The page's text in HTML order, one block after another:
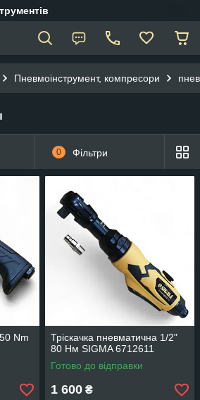
Пневмоінструмент, компресори
0 Фільтри
Nm
Тріскачка пневматична 1/2"
80 Нм SIGMA 6712611
Готово до відправки
1 600 ₴